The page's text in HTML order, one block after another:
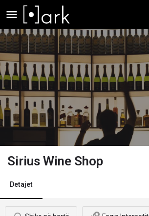
Sirius Wine Shop
Detajet